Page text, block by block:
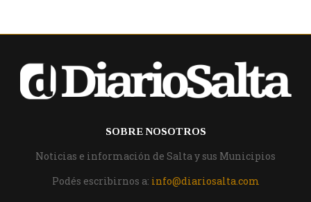
SOBRE NOSOTROS
Noticias e información de Salta y sus Municipios
Podés escribirnos a: info@diariosalta.com